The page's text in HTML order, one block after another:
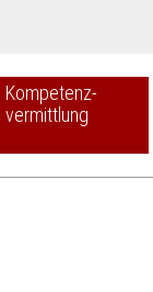
Kompetenz-
vermittlung